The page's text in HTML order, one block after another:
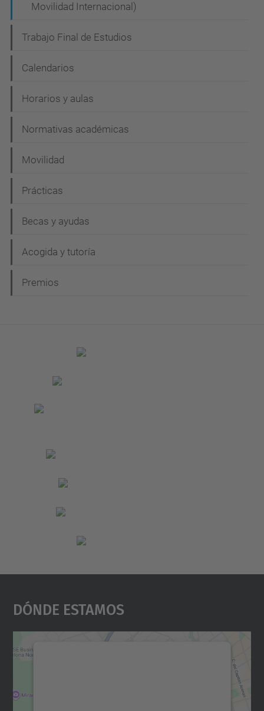
Movilidad Internacional)
Trabajo Final de Estudios
Calendarios
Horarios y aulas
Normativas académicas
Movilidad
Prácticas
Becas y ayudas
Acogida y tutoría
Premios
Dónde Estamos